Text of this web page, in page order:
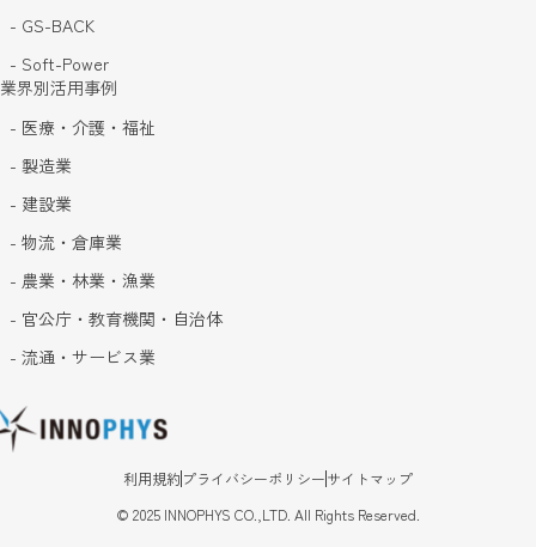
- GS-BACK
- Soft-Power
業界別活用事例
- 医療・介護・福祉
- 製造業
- 建設業
- 物流・倉庫業
- 農業・林業・漁業
- 官公庁・教育機関・自治体
- 流通・サービス業
利用規約 プライバシーポリシーサイトマップ
© 2025 INNOPHYS CO.,LTD. All Rights Reserved.